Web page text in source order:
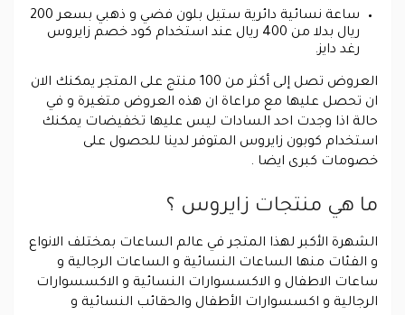
ساعة نسائية دائرية ستيل بلون فضي و ذهبي بسعر 200
ريال بدلا من 400 ريال عند استخدام كود خصم زايروس
رغد دايز.
العروض تصل إلى أكثر من 100 منتج على المتجر يمكنك الان
ان تحصل عليها مع مراعاة ان هذه العروض متغيرة و في
حالة اذا وجدت احد السادات ليس عليها تخفيضات يمكنك
استخدام كوبون زايروس المتوفر لدينا للحصول على
خصومات كبرى ايضا .
ما هي منتجات زايروس ؟
الشهرة الأكبر لهذا المتجر في عالم الساعات بمختلف الانواع
و الفئات منها الساعات النسائية و الساعات الرجالية و
ساعات الاطفال و الاكسسوارات النسائية و الاكسسوارات
الرجالية و اكسسوارات الأطفال والحقائب النسائية و